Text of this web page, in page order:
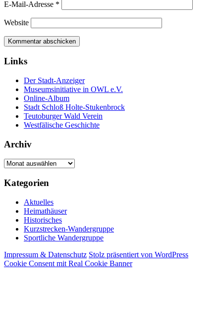
E-Mail-Adresse *
Website
Links
Der Stadt-Anzeiger
Museumsinitiative in OWL e.V.
Online-Album
Stadt Schloß Holte-Stukenbrock
Teutoburger Wald Verein
Westfälische Geschichte
Archiv
Archiv
Kategorien
Aktuelles
Heimathäuser
Historisches
Kurzstrecken-Wandergruppe
Sportliche Wandergruppe
Impressum & Datenschutz Stolz präsentiert von WordPress
Cookie Consent mit Real Cookie Banner